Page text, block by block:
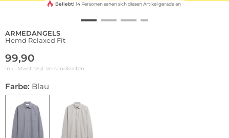
Beliebt! 14 Personen sehen sich diesen Artikel gerade an
ARMEDANGELS
Hemd Relaxed Fit
99,90
inkl. Mwst zzgl. Versandkosten
Farbe: Blau